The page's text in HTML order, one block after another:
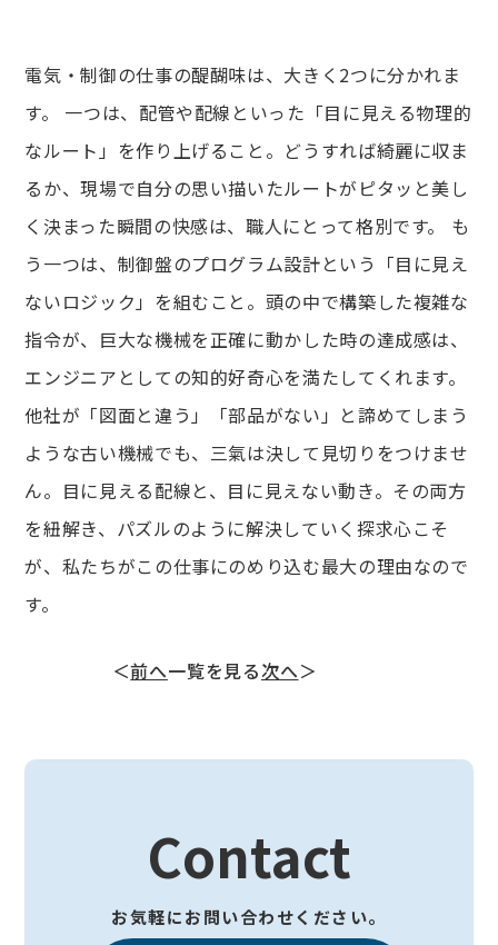
電気・制御の仕事の醍醐味は、大きく2つに分かれま
す。 一つは、配管や配線といった「目に見える物理的
なルート」を作り上げること。どうすれば綺麗に収ま
るか、現場で自分の思い描いたルートがピタッと美し
く決まった瞬間の快感は、職人にとって格別です。 も
う一つは、制御盤のプログラム設計という「目に見え
ないロジック」を組むこと。頭の中で構築した複雑な
指令が、巨大な機械を正確に動かした時の達成感は、
エンジニアとしての知的好奇心を満たしてくれます。
他社が「図面と違う」「部品がない」と諦めてしまう
ような古い機械でも、三氣は決して見切りをつけませ
ん。目に見える配線と、目に見えない動き。その両方
を紐解き、パズルのように解決していく探求心こそ
が、私たちがこの仕事にのめり込む最大の理由なので
す。
＜前へ一覧を見る次へ＞
Contact
お気軽にお問い合わせください。